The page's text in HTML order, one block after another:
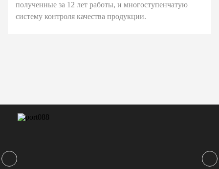
полученные за 12 лет работы, и многоступенчатую
систему контроля качества продукции.